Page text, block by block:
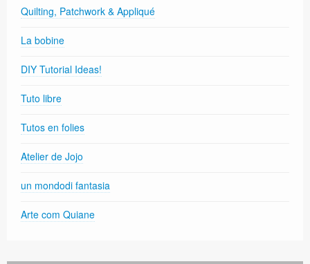
Quilting, Patchwork & Appliqué
La bobine
DIY Tutorial Ideas!
Tuto libre
Tutos en folies
Atelier de Jojo
un mondodi fantasia
Arte com Quiane